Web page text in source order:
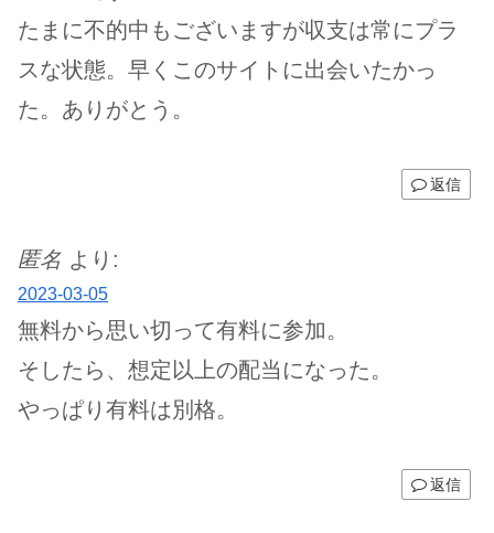
たまに不的中もございますが収支は常にプラ
スな状態。早くこのサイトに出会いたかっ
た。ありがとう。
返信
匿名 より:
2023-03-05
無料から思い切って有料に参加。
そしたら、想定以上の配当になった。
やっぱり有料は別格。
返信